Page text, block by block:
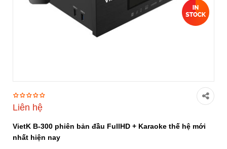
Liên hệ
VietK B-300 phiên bản đầu FullHD + Karaoke thế hệ mới
nhất hiện nay